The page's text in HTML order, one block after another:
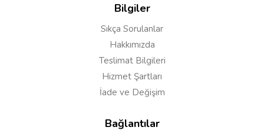
Bilgiler
Sıkça Sorulanlar
Hakkımızda
Teslimat Bilgileri
Hizmet Şartları
İade ve Değişim
Bağlantılar